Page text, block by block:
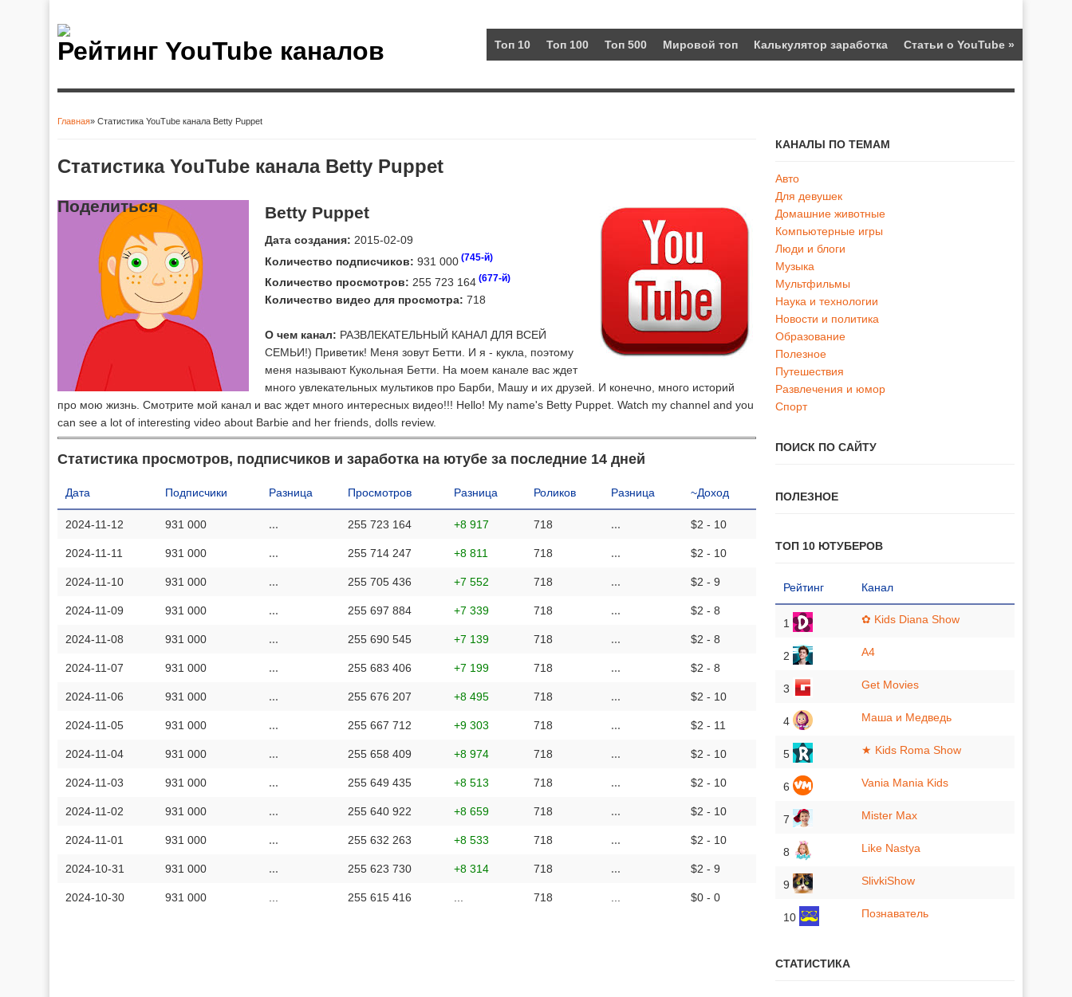
Рейтинг YouTube каналов Топ 10 Топ 100 Топ 500 Мировой топ Калькулятор заработка Статьи о YouTube »
Главная» Статистика YouTube канала Betty Puppet
Статистика YouTube канала Betty Puppet
Поделиться Betty Puppet
Дата создания: 2015-02-09
Количество подписчиков: 931 000 (745-й)
Количество просмотров: 255 723 164 (677-й)
Количество видео для просмотра: 718
О чем канал: РАЗВЛЕКАТЕЛЬНЫЙ КАНАЛ ДЛЯ ВСЕЙ
СЕМЬИ!) Приветик! Меня зовут Бетти. И я - кукла, поэтому
меня называют Кукольная Бетти. На моем канале вас ждет
много увлекательных мультиков про Барби, Машу и их друзей. И конечно, много историй
про мою жизнь. Смотрите мой канал и вас ждет много интересных видео!!! Hello! My name's Betty Puppet. Watch my channel and you
can see a lot of interesting video about Barbie and her friends, dolls review.
Статистика просмотров, подписчиков и заработка на ютубе за последние 14 дней
Дата Подписчики Разница Просмотров Разница Роликов Разница ~Доход
2024-11-12 931 000 ... 255 723 164 +8 917 718 ... $2 - 10
2024-11-11 931 000 ... 255 714 247 +8 811 718 ... $2 - 10
2024-11-10 931 000 ... 255 705 436 +7 552 718 ... $2 - 9
2024-11-09 931 000 ... 255 697 884 +7 339 718 ... $2 - 8
2024-11-08 931 000 ... 255 690 545 +7 139 718 ... $2 - 8
2024-11-07 931 000 ... 255 683 406 +7 199 718 ... $2 - 8
2024-11-06 931 000 ... 255 676 207 +8 495 718 ... $2 - 10
2024-11-05 931 000 ... 255 667 712 +9 303 718 ... $2 - 11
2024-11-04 931 000 ... 255 658 409 +8 974 718 ... $2 - 10
2024-11-03 931 000 ... 255 649 435 +8 513 718 ... $2 - 10
2024-11-02 931 000 ... 255 640 922 +8 659 718 ... $2 - 10
2024-11-01 931 000 ... 255 632 263 +8 533 718 ... $2 - 10
2024-10-31 931 000 ... 255 623 730 +8 314 718 ... $2 - 9
2024-10-30 931 000 255 615 416 718 $0 - 0
КАНАЛЫ ПО ТЕМАМ
Авто
Для девушек
Домашние животные
Компьютерные игры
Люди и блоги
Музыка
Мультфильмы
Наука и технологии
Новости и политика
Образование
Полезное
Путешествия
Развлечения и юмор
Спорт
ПОИСК ПО САЙТУ
ПОЛЕЗНОЕ
ТОП 10 ЮТУБЕРОВ
Рейтинг Канал
1 ✿ Kids Diana Show
2 A4
3 Get Movies
4 Маша и Медведь
5 ★ Kids Roma Show
6 Vania Mania Kids
7 Mister Max
8 Like Nastya
9 SlivkiShow
10 Познаватель
СТАТИСТИКА